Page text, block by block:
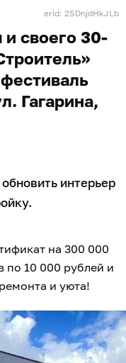
erid: 2SDnjdHkJLb
и своего 30-
Гагарина,
интерьер
на 300 000
по 10 000 рублей и
и уюта!